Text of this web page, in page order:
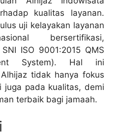
kualitas layanan.
uji kelayakan layanan
bersertifikasi,
ISO 9001:2015 QMS
System). Hal ini
tidak hanya fokus
juga pada kualitas, demi
terbaik bagi jamaah.